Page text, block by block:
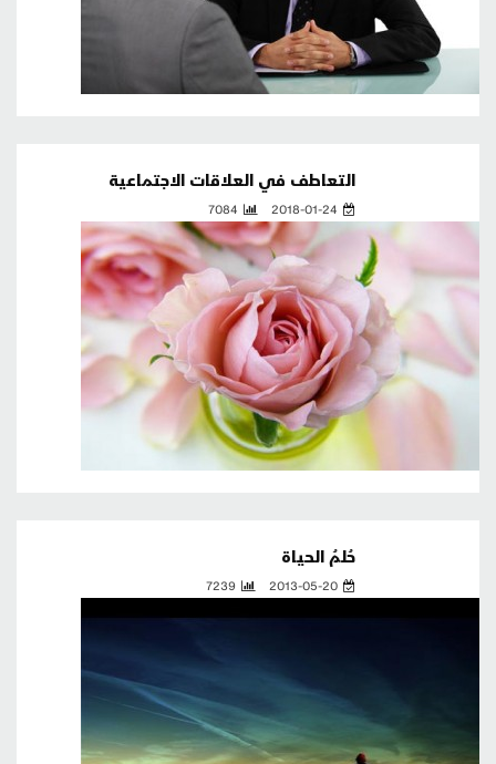
التعاطف في العلاقات الاجتماعية
2018-01-24
7084
حُلمُ الحياة
2013-05-20
7239